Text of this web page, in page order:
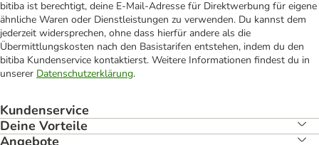
bitiba ist berechtigt, deine E-Mail-Adresse für Direktwerbung für eigene
ähnliche Waren oder Dienstleistungen zu verwenden. Du kannst dem
jederzeit widersprechen, ohne dass hierfür andere als die
Übermittlungskosten nach den Basistarifen entstehen, indem du den
bitiba Kundenservice kontaktierst. Weitere Informationen findest du in
unserer Datenschutzerklärung.
Kundenservice
Deine Vorteile
Angebote